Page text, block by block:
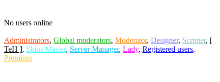
No users online
Administrators, Global moderators, Moderator, Designer, Scripter, [
TeH ], Skins Master, Server Manager, Lady, Registered users,
Premium